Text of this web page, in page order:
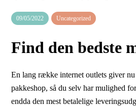
09/05/2022 Uncategorized
Find den bedste
En lang række internet outlets giver
pakkeshop, så du selv har mulighed
endda den mest betalelige